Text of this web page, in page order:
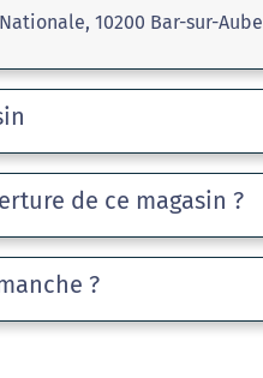
10200 Bar-sur-Aube
de ce magasin ?
?